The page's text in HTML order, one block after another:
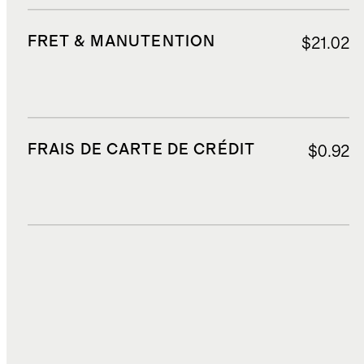
FRET & MANUTENTION $21.02
FRAIS DE CARTE DE CRÉDIT $0.92